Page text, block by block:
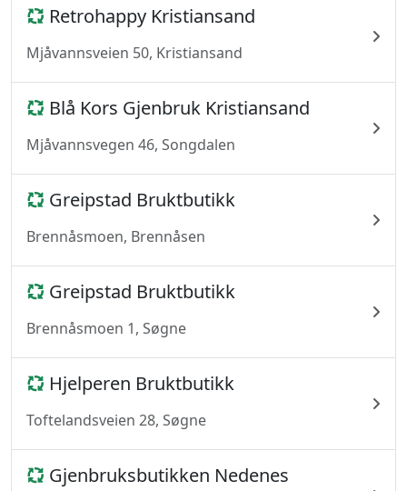
Retrohappy Kristiansand
Mjåvannsveien 50, Kristiansand
Blå Kors Gjenbruk Kristiansand
Mjåvannsvegen 46, Songdalen
Greipstad Bruktbutikk
Brennåsmoen, Brennåsen
Greipstad Bruktbutikk
Brennåsmoen 1, Søgne
Hjelperen Bruktbutikk
Toftelandsveien 28, Søgne
Gjenbruksbutikken Nedenes